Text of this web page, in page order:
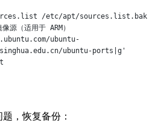
/etc/apt/sources.list.bak
源（适用于 ARM）
ubuntu-
ubuntu-ports|g'
，恢复备份：